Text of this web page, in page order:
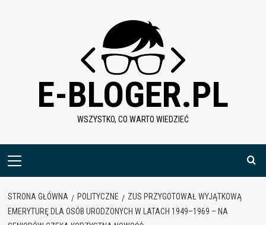
E-BLOGER.PL
WSZYSTKO, CO WARTO WIEDZIEĆ
Menu
STRONA GŁÓWNA POLITYCZNE
ZUS PRZYGOTOWAŁ WYJĄTKOWĄ
EMERYTURĘ DLA OSÓB URODZONYCH W LATACH 1949–1969 – NA